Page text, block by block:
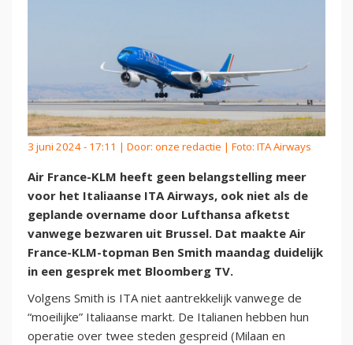
3 juni 2024 - 17:11 | Door: onze redactie | Foto: ITA Airways
Air France-KLM heeft geen belangstelling meer
voor het Italiaanse ITA Airways, ook niet als de
geplande overname door Lufthansa afketst
vanwege bezwaren uit Brussel. Dat maakte Air
France-KLM-topman Ben Smith maandag duidelijk
in een gesprek met Bloomberg TV.
Volgens Smith is ITA niet aantrekkelijk vanwege de
“moeilijke” Italiaanse markt. De Italianen hebben hun
operatie over twee steden gespreid (Milaan en